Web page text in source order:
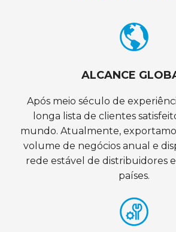
ALCANCE
Após meio século de
longa lista de clientes
mundo. Atualmente,
volume de negócios anual e
rede estável de distribuidores
países.